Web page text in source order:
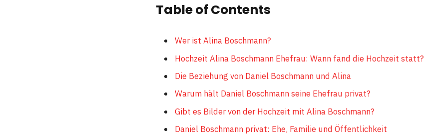
Table of Contents
Wer ist Alina Boschmann?
Hochzeit Alina Boschmann Ehefrau: Wann fand die Hochzeit statt?
Die Beziehung von Daniel Boschmann und Alina
Warum hält Daniel Boschmann seine Ehefrau privat?
Gibt es Bilder von der Hochzeit mit Alina Boschmann?
Daniel Boschmann privat: Ehe, Familie und Öffentlichkeit